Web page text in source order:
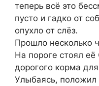
теперь всё это
пусто и гадко от
опухло от слёз.
Прошло несколько
На пороге стоял
дорогого корма
Улыбаясь,